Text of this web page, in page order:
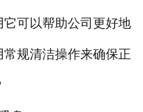
厂区一角
案例展示
可以帮助公司更好地
规清洁操作来确保正